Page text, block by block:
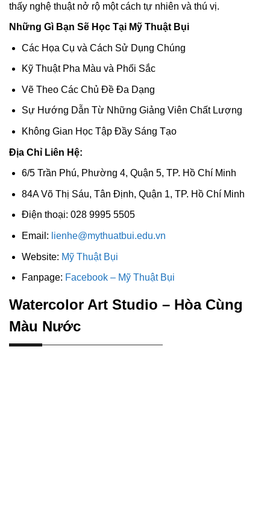
thấy nghệ thuật nở rộ một cách tự nhiên và thú vị.
Những Gì Bạn Sẽ Học Tại Mỹ Thuật Bụi
Các Họa Cụ và Cách Sử Dụng Chúng
Kỹ Thuật Pha Màu và Phối Sắc
Vẽ Theo Các Chủ Đề Đa Dạng
Sự Hướng Dẫn Từ Những Giảng Viên Chất Lượng
Không Gian Học Tập Đầy Sáng Tạo
Địa Chỉ Liên Hệ:
6/5 Trần Phú, Phường 4, Quận 5, TP. Hồ Chí Minh
84A Võ Thị Sáu, Tân Định, Quận 1, TP. Hồ Chí Minh
Điện thoại: 028 9995 5505
Email: lienhe@mythuatbui.edu.vn
Website: Mỹ Thuật Bụi
Fanpage: Facebook – Mỹ Thuật Bụi
Watercolor Art Studio – Hòa Cùng
Màu Nước